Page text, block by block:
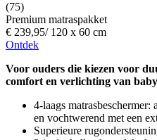
(75)
Premium matraspakket
€ 239,95/ 120 x 60 cm
Ontdek
Voor ouders die kiezen voor
comfort en verlichting van
4-laags matrasbeschermer:
en vochtwerend met een
Superieure